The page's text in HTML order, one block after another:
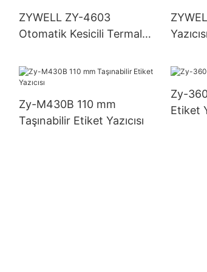
ZYWELL ZY-4603
Otomatik Kesicili Termal
Zy-M430B 110 mm
Taşınabilir Etiket Yazıcısı
Zy-
Etiket